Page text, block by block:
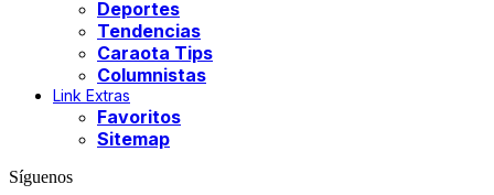
Deportes
Tendencias
Caraota Tips
Columnistas
Link Extras
Favoritos
Sitemap
Síguenos